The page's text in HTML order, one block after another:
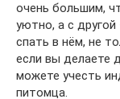
очень большим,
уютно, а с
спать в нём, не
если вы делаете
можете учесть
питомца.